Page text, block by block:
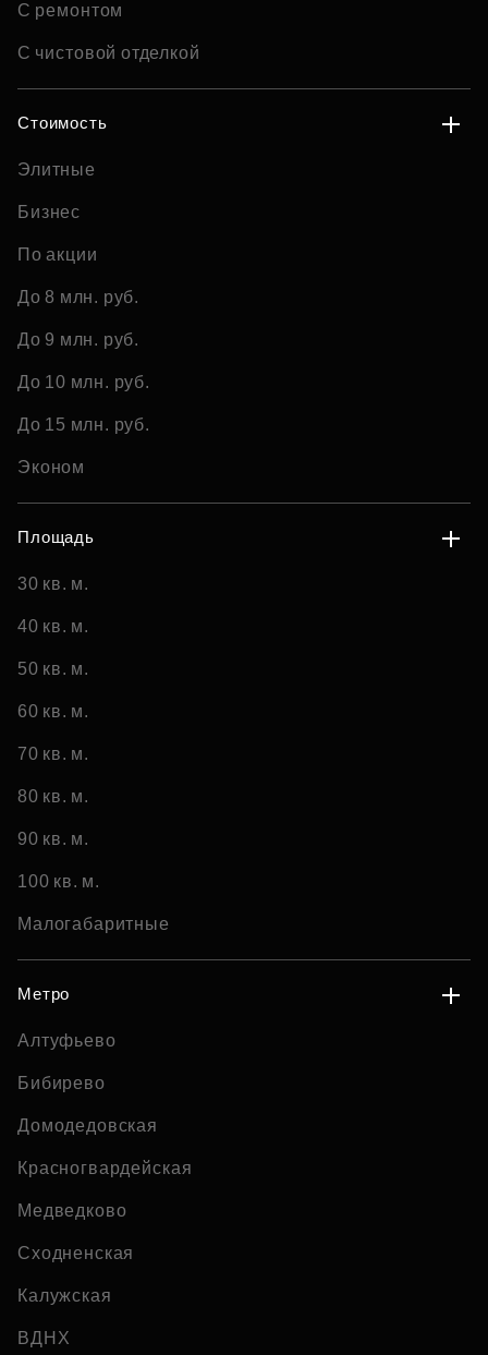
С ремонтом
С чистовой отделкой
Стоимость
Элитные
Бизнес
По акции
До 8 млн. руб.
До 9 млн. руб.
До 10 млн. руб.
До 15 млн. руб.
Эконом
Площадь
30 кв. м.
40 кв. м.
50 кв. м.
60 кв. м.
70 кв. м.
80 кв. м.
90 кв. м.
100 кв. м.
Малогабаритные
Метро
Алтуфьево
Бибирево
Домодедовская
Красногвардейская
Медведково
Сходненская
Калужская
ВДНХ